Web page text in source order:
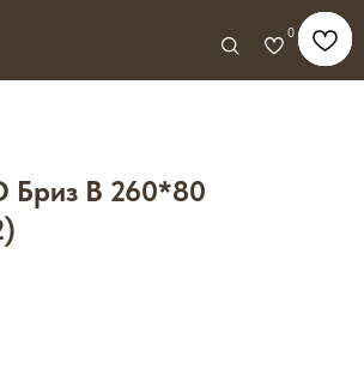
Бриз В 260*80